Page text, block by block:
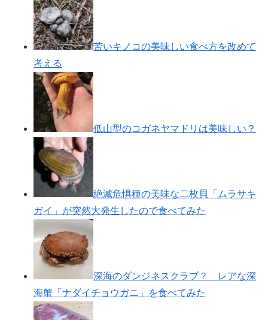
苦いキノコの美味しい食べ方を改めて
考える
低山型のコガネヤマドリは美味しい？
絶滅危惧種の美味な二枚貝「ムラサキ
ガイ」が突然大発生したので食べてみた
深海のダンジネスクラブ？ レアな深
海蟹「ナダイチョウガニ」を食べてみた